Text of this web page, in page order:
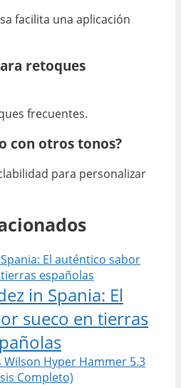
facilita una aplicación
retoques
frecuentes.
con otros tonos?
para personalizar
in Spania: El
sueco en tierras